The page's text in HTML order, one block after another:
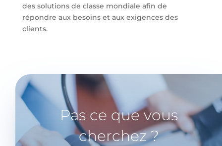
des solutions de classe mondiale afin de
répondre aux besoins et aux exigences des
clients.
Pas ce que vous
cherchez ?